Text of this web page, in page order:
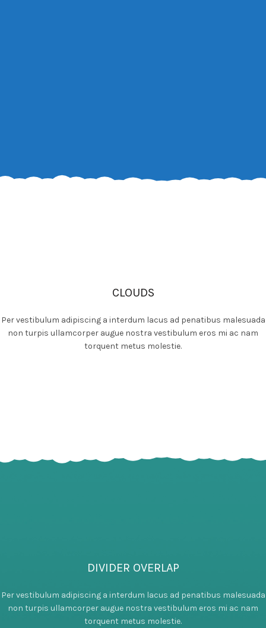
CLOUDS
Per vestibulum adipiscing a interdum lacus ad penatibus malesuada
non turpis ullamcorper augue nostra vestibulum eros mi ac nam
torquent metus molestie.
DIVIDER OVERLAP
Per vestibulum adipiscing a interdum lacus ad penatibus malesuada
non turpis ullamcorper augue nostra vestibulum eros mi ac nam
torquent metus molestie.